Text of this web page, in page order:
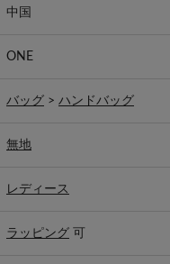
中国
ONE
バッグ > ハンドバッグ
無地
レディース
ラッピング 可